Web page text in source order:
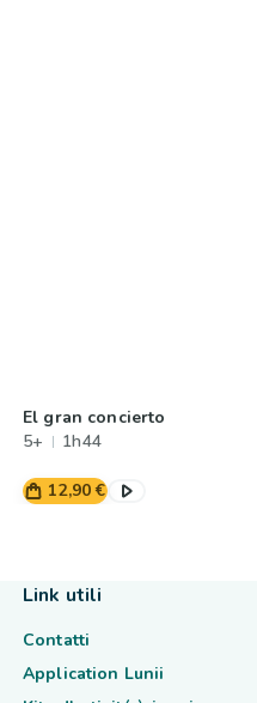
El gran concierto
5+
1h44
12,90 €
Link utili
Contatti
Application Lunii